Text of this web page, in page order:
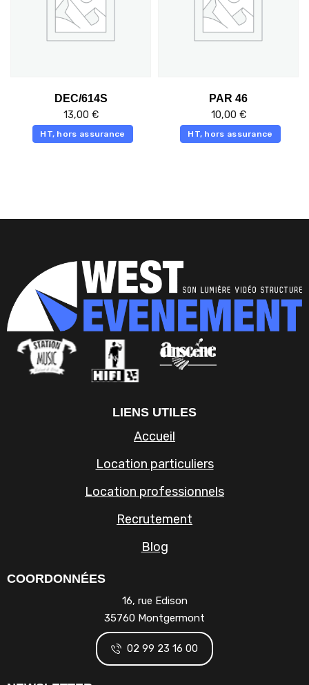
DEC/614S
13,00 €
HT, hors assurance
PAR 46
10,00 €
HT, hors assurance
LIENS UTILES
Accueil
Location particuliers
Location professionnels
Recrutement
Blog
COORDONNÉES
16, rue Edison
35760 Montgermont
02 99 23 16 00